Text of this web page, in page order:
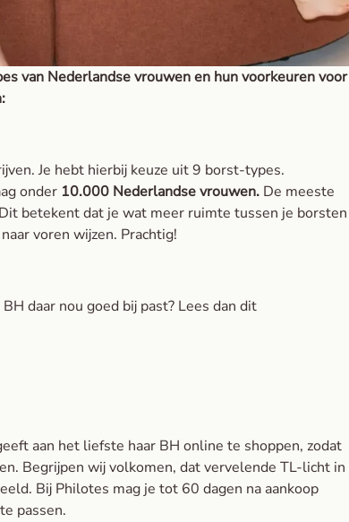
van Nederlandse vrouwen en hun voorkeuren voor
Je hebt hierbij keuze uit 9 borst-types.
onder 10.000 Nederlandse vrouwen. De meeste
betekent dat je wat meer ruimte tussen je borsten
voren wijzen. Prachtig!
daar nou goed bij past? Lees dan dit
aan het liefste haar BH online te shoppen, zodat
Begrijpen wij volkomen, dat vervelende TL-licht in
Bij Philotes mag je tot 60 dagen na aankoop
passen.